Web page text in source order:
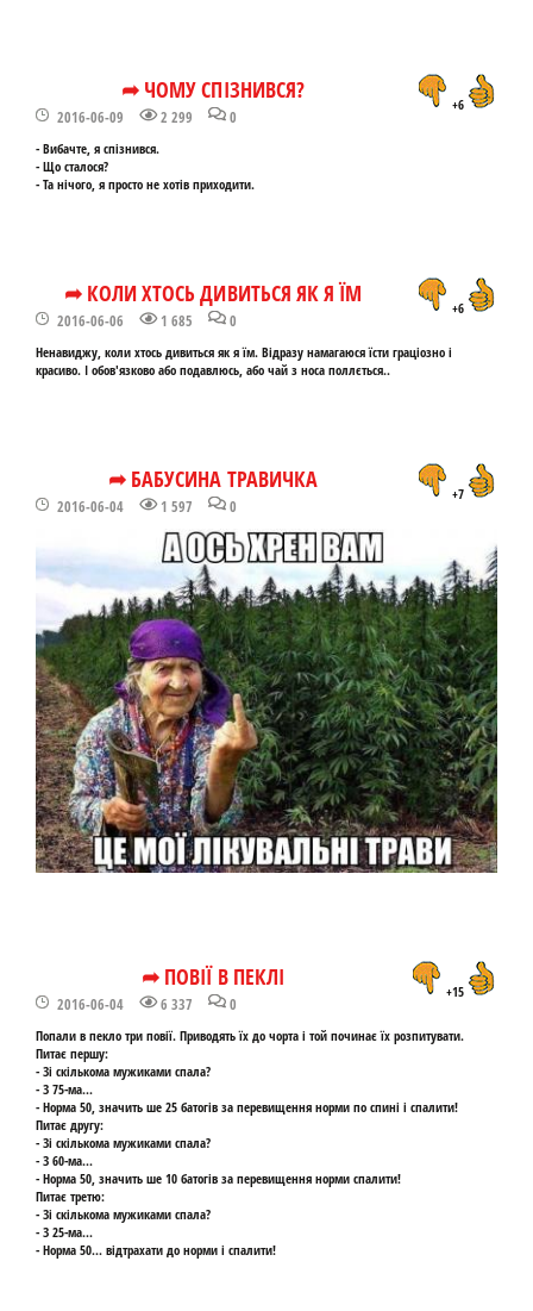
➦ ЧОМУ СПІЗНИВСЯ?
2016-06-09 2 299 0
+6
- Вибачте, я спізнився.
- Що сталося?
- Та нічого, я просто не хотів приходити.
➦ КОЛИ ХТОСЬ ДИВИТЬСЯ ЯК Я ЇМ
2016-06-06 1 685 0
+6
Ненавиджу, коли хтось дивиться як я їм. Відразу намагаюся їсти граціозно і
красиво. І обов'язково або подавлюсь, або чай з носа поллється..
➦ БАБУСИНА ТРАВИЧКА
2016-06-04 1 597 0
+7
➦ ПОВІЇ В ПЕКЛІ
2016-06-04 6 337 0
+15
Попали в пекло три повії. Приводять їх до чорта і той починає їх розпитувати.
Питає першу:
- Зі скількома мужиками спала?
- З 75-ма...
- Норма 50, значить ше 25 батогів за перевищення норми по спині і спалити!
Питає другу:
- Зі скількома мужиками спала?
- З 60-ма...
- Норма 50, значить ше 10 батогів за перевищення норми спалити!
Питає третю:
- Зі скількома мужиками спала?
- З 25-ма...
- Норма 50... відтрахати до норми і спалити!